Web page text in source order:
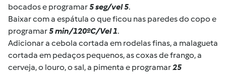
bocados e programar5 seg/vel 5.
Baixar com a espátula o que ficou nas paredes do copo e
programar5 min/120ºC/Vel 1.
Adicionar a cebola cortada em rodelas finas, a malagueta
cortada em pedaços pequenos, as coxas de frango, a
cerveja, o louro, o sal, a pimenta e programar25